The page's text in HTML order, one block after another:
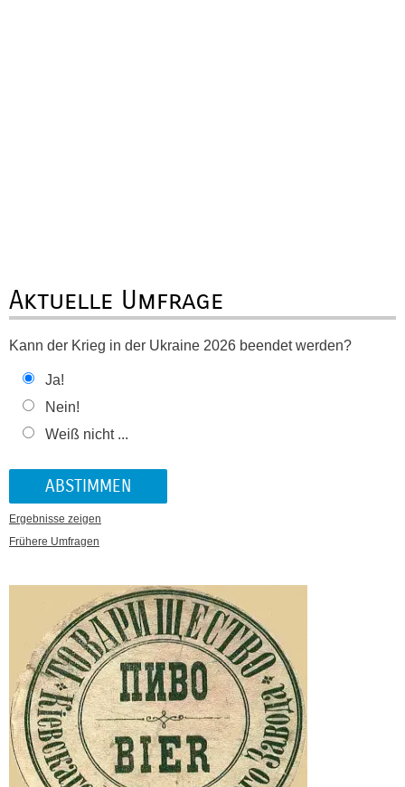
Aktuelle Umfrage
Kann der Krieg in der Ukraine 2026 beendet werden?
Ja!
Nein!
Weiß nicht ...
Ergebnisse zeigen
Frühere Umfragen